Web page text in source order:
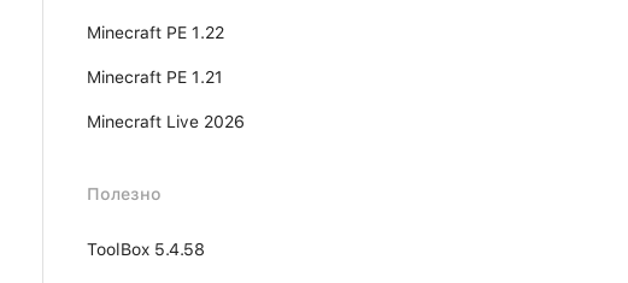
Minecraft PE 1.22
Minecraft PE 1.21
Minecraft Live 2026
Полезно
ToolBox 5.4.58